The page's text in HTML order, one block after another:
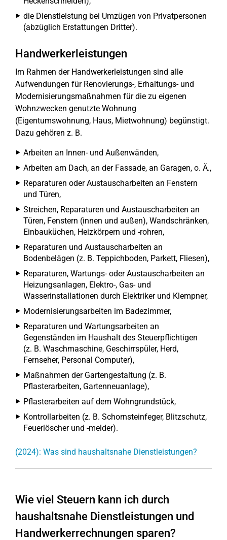
die Dienstleistung bei Umzügen von Privatpersonen
(abzüglich Erstattungen Dritter).
Handwerkerleistungen
Im Rahmen der Handwerkerleistungen sind alle
Aufwendungen für Renovierungs-, Erhaltungs- und
Modernisierungsmaßnahmen für die zu eigenen
Wohnzwecken genutzte Wohnung
(Eigentumswohnung, Haus, Mietwohnung) begünstigt.
Dazu gehören z. B.
Arbeiten an Innen- und Außenwänden,
Arbeiten am Dach, an der Fassade, an Garagen, o. Ä.,
Reparaturen oder Austauscharbeiten an Fenstern
und Türen,
Streichen, Reparaturen und Austauscharbeiten an
Türen, Fenstern (innen und außen), Wandschränken,
Einbauküchen, Heizkörpern und -rohren,
Reparaturen und Austauscharbeiten an
Bodenbelägen (z. B. Teppichboden, Parkett, Fliesen),
Reparaturen, Wartungs- oder Austauscharbeiten an
Heizungsanlagen, Elektro-, Gas- und
Wasserinstallationen durch Elektriker und Klempner,
Modernisierungsarbeiten im Badezimmer,
Reparaturen und Wartungsarbeiten an
Gegenständen im Haushalt des Steuerpflichtigen
(z. B. Waschmaschine, Geschirrspüler, Herd,
Fernseher, Personal Computer),
Maßnahmen der Gartengestaltung (z. B.
Pflasterarbeiten, Gartenneuanlage),
Pflasterarbeiten auf dem Wohngrundstück,
Kontrollarbeiten (z. B. Schornsteinfeger, Blitzschutz,
Feuerlöscher und -melder).
(2024): Was sind haushaltsnahe Dienstleistungen?
Wie viel Steuern kann ich durch
haushaltsnahe Dienstleistungen und
Handwerkerrechnungen sparen?